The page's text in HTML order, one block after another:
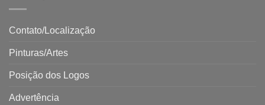
Contato/Localização
Pinturas/Artes
Posição dos Logos
Advertência